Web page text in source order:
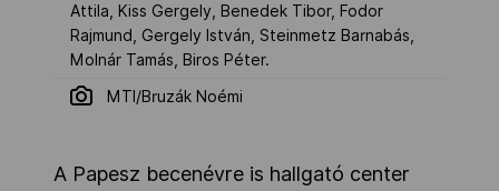
Attila, Kiss Gergely, Benedek Tibor, Fodor
Rajmund, Gergely István, Steinmetz Barnabás,
Molnár Tamás, Biros Péter.
MTI/Bruzák Noémi
A Papesz becenévre is hallgató center